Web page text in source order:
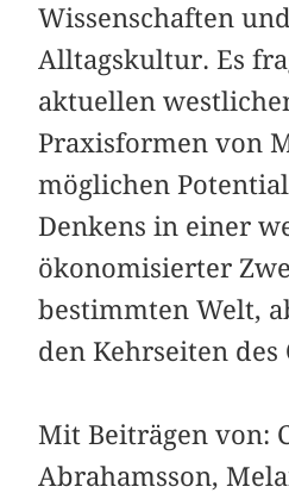
Wissenschaften
Alltagskultur. Es
aktuellen
Praxisformen von
möglichen
Denkens in einer
ökonomisierter
bestimmten Welt,
den Kehr­seiten des
Mit Beiträgen von:
Abrahamsson,